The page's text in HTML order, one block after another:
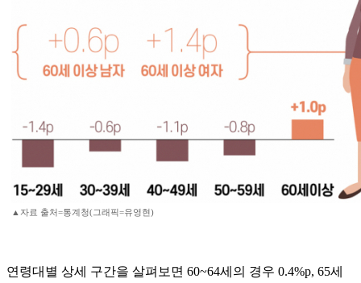
▲자료 출처=통계청(그래픽=유영현)
연령대별 상세 구간을 살펴보면 60~64세의 경우 0.4%p, 65세